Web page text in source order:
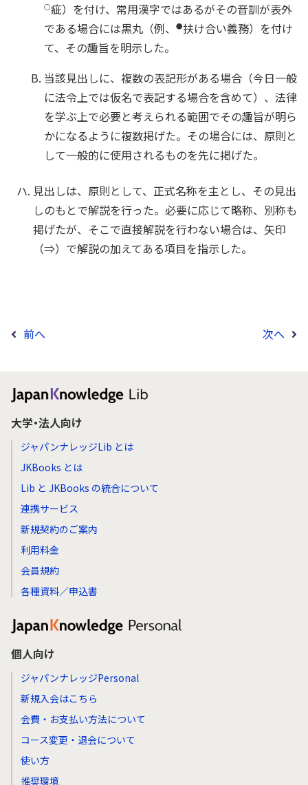
○疵）を付け、常用漢字ではあるがその音訓が表外
である場合には黒丸（例、
●扶け合い義務）を付け
て、その趣旨を明示した。
当該見出しに、複数の表記形がある場合（今日一般
に法令上では仮名で表記する場合を含めて）、法律
を学ぶ上で必要と考えられる範囲でその趣旨が明ら
かになるように複数掲げた。その場合には、原則と
して一般的に使用されるものを先に掲げた。
見出しは、原則として、正式名称を主とし、その見出
しのもとで解説を行った。必要に応じて略称、別称も
掲げたが、そこで直接解説を行わない場合は、矢印
（⇒）で解説の加えてある項目を指示した。
前へ 次へ
大学・法人向け
ジャパンナレッジLib とは
JKBooks とは
Lib と JKBooks の統合について
連携サービス
新規契約のご案内
利用料金
会員規約
各種資料／申込書
個人向け
ジャパンナレッジPersonal
新規入会はこちら
会費・お支払い方法について
コース変更・退会について
使い方
推奨環境